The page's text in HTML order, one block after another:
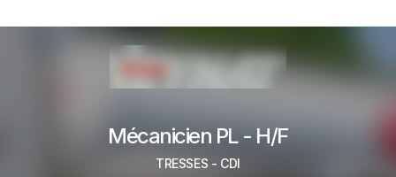
Mécanicien PL - H/F
TRESSES - CDI